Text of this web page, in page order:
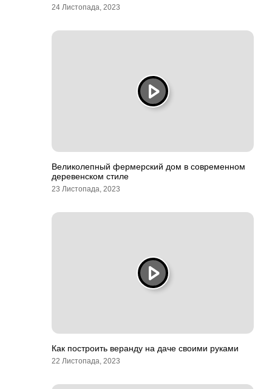
24 Листопада, 2023
Великолепный фермерский дом в современном
деревенском стиле
23 Листопада, 2023
Как построить веранду на даче своими руками
22 Листопада, 2023